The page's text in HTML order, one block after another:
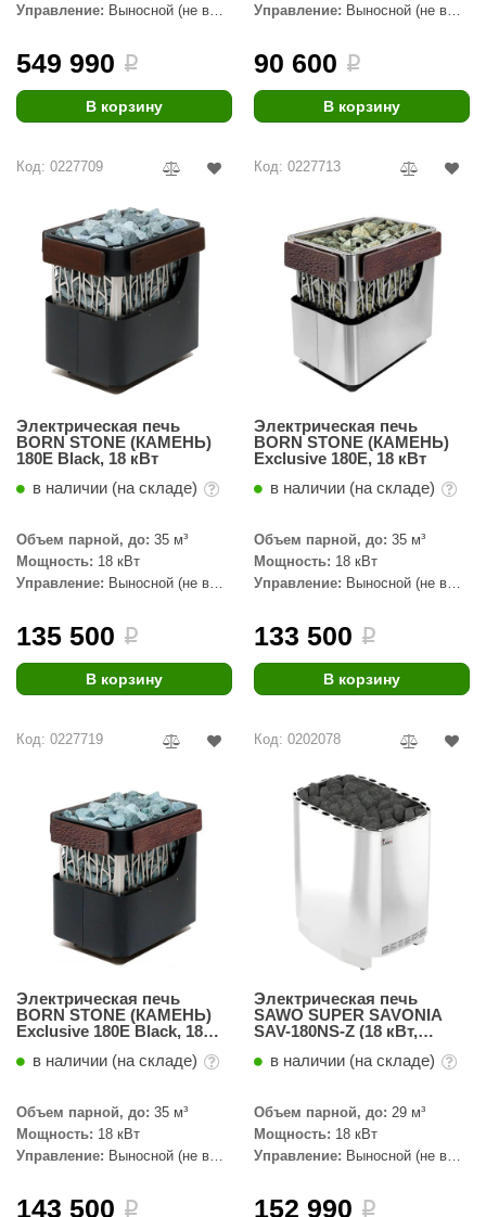
Управление: Выносной (не в
549 990 i
В корзину
Управление: Выносной (не в
90 600 i
В корзину
Код: 0227709
Электрическая печь
BORN STONE (КАМЕНЬ)
180E Black, 18 кВт
в наличии (на складе)
Объем парной, до: 35 м³
Мощность: 18 кВт
Управление: Выносной (не в
135 500 i
В корзину
Код: 0227713
Электрическая печь
BORN STONE (КАМЕНЬ)
Exclusive 180E, 18 кВт
в наличии (на складе)
Объем парной, до: 35 м³
Мощность: 18 кВт
Управление: Выносной (не в
133 500 i
В корзину
Код: 0227719
Электрическая печь
BORN STONE (КАМЕНЬ)
Exclusive 180E Black, 18
в наличии (на складе)
Объем парной, до: 35 м³
Мощность: 18 кВт
Управление: Выносной (не в
143 500 i
Код: 0202078
Электрическая печь
SAWO SUPER SAVONIA
SAV-180NS-Z (18 кВт,
снаружи нержавейка)
в наличии (на складе)
Объем парной, до: 29 м³
Мощность: 18 кВт
Управление: Выносной (не в
152 990 i